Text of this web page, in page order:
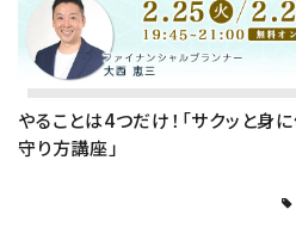
やることは4つだけ！「サクッと身
守り方講座」